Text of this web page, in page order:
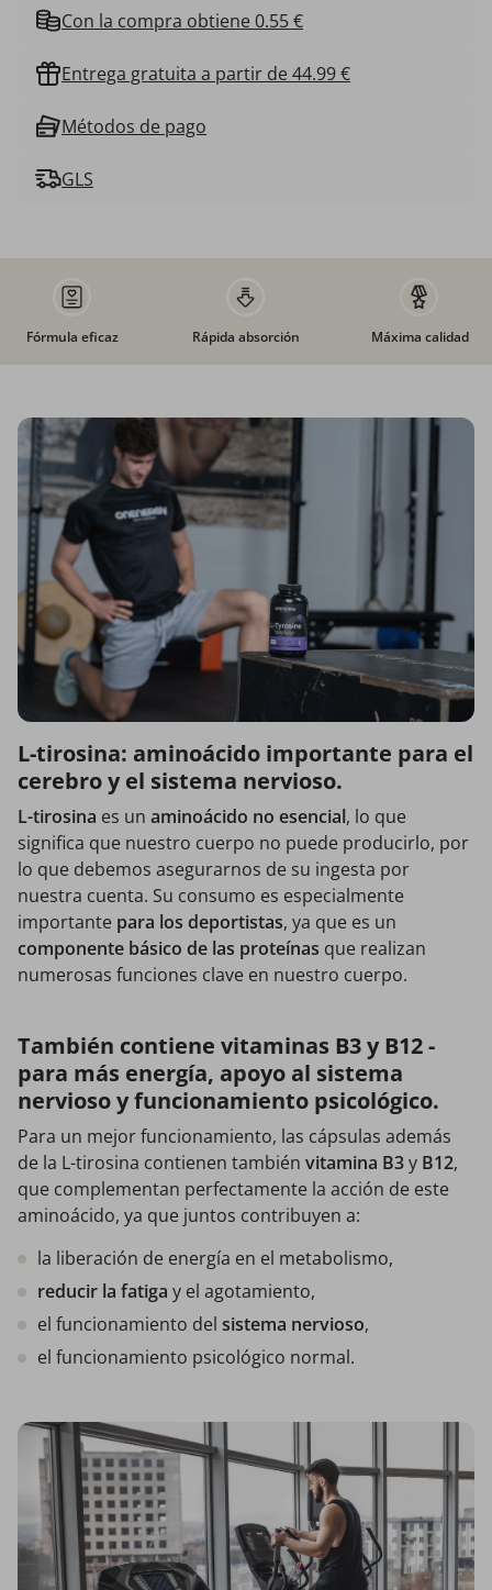
Con la compra obtiene 0.55 €
Entrega gratuita a partir de 44.99 €
Métodos de pago
GLS
Fórmula eficaz Rápida absorción Máxima calidad
L-tirosina: aminoácido importante para el
cerebro y el sistema nervioso.
L-tirosina es un aminoácido no esencial, lo que
significa que nuestro cuerpo no puede producirlo, por
lo que debemos asegurarnos de su ingesta por
nuestra cuenta. Su consumo es especialmente
importante para los deportistas, ya que es un
componente básico de las proteínas que realizan
numerosas funciones clave en nuestro cuerpo.
También contiene vitaminas B3 y B12 -
para más energía, apoyo al sistema
nervioso y funcionamiento psicológico.
Para un mejor funcionamiento, las cápsulas además
de la L-tirosina contienen también vitamina B3y B12,
que complementan perfectamente la acción de este
aminoácido, ya que juntos contribuyen a:
la liberación de energía en el metabolismo,
reducir la fatiga y el agotamiento,
el funcionamiento del sistema nervioso,
el funcionamiento psicológico normal.